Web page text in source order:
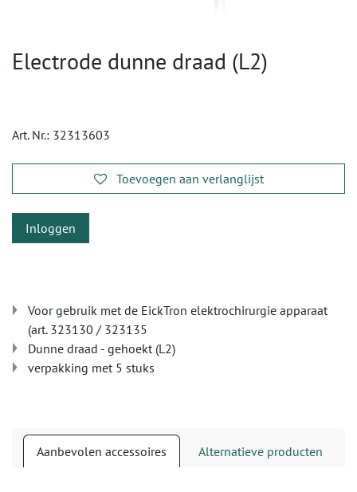
Electrode dunne draad (L2)
Art. Nr.: 32313603
Toevoegen aan verlanglijst
Inloggen
Voor gebruik met de EickTron elektrochirurgie apparaat
(art. 323130 / 323135
Dunne draad - gehoekt (L2)
verpakking met 5 stuks
Aanbevolen accessoires Alternatieve producten